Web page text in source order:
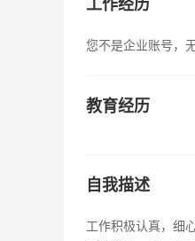
工作经历
您不是企业账号，
教育经历
自我描述
工作积极认真，细